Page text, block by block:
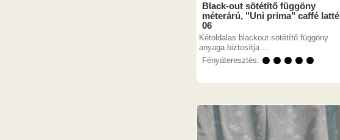
Black-out sötétítő függöny
méterárú, "Uni prima" caffé latté
06
Kétoldalas blackout sötétítő függöny
anyaga biztosítja ...
Fényáteresztés: ⚫ ⚫ ⚫ ⚫ ⚫